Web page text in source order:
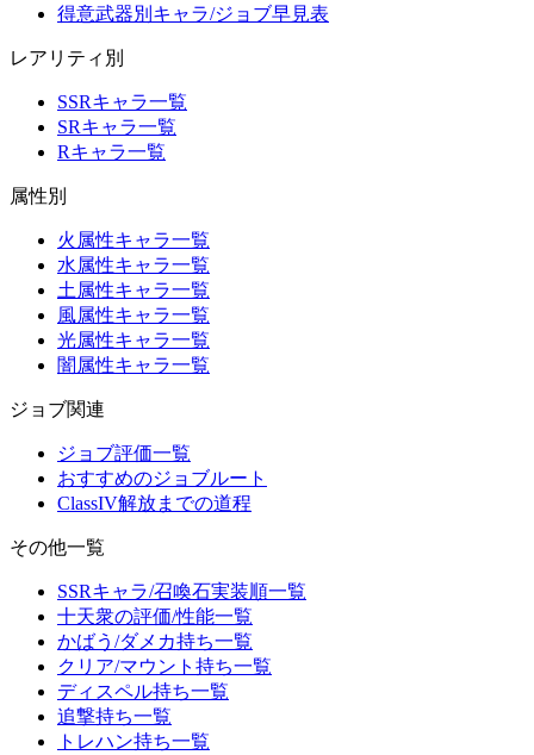
得意武器別キャラ/ジョブ早見表
レアリティ別
SSRキャラ一覧
SRキャラ一覧
Rキャラ一覧
属性別
火属性キャラ一覧
水属性キャラ一覧
土属性キャラ一覧
風属性キャラ一覧
光属性キャラ一覧
闇属性キャラ一覧
ジョブ関連
ジョブ評価一覧
おすすめのジョブルート
ClassIV解放までの道程
その他一覧
SSRキャラ/召喚石実装順一覧
十天衆の評価/性能一覧
かばう/ダメカ持ち一覧
クリア/マウント持ち一覧
ディスペル持ち一覧
追撃持ち一覧
トレハン持ち一覧